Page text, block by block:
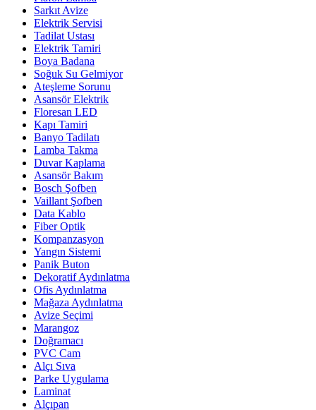
Sarkıt Avize
Elektrik Servisi
Tadilat Ustası
Elektrik Tamiri
Boya Badana
Soğuk Su Gelmiyor
Ateşleme Sorunu
Asansör Elektrik
Floresan LED
Kapı Tamiri
Banyo Tadilatı
Lamba Takma
Duvar Kaplama
Asansör Bakım
Bosch Şofben
Vaillant Şofben
Data Kablo
Fiber Optik
Kompanzasyon
Yangın Sistemi
Panik Buton
Dekoratif Aydınlatma
Ofis Aydınlatma
Mağaza Aydınlatma
Avize Seçimi
Marangoz
Doğramacı
PVC Cam
Alçı Sıva
Parke Uygulama
Laminat
Alçıpan